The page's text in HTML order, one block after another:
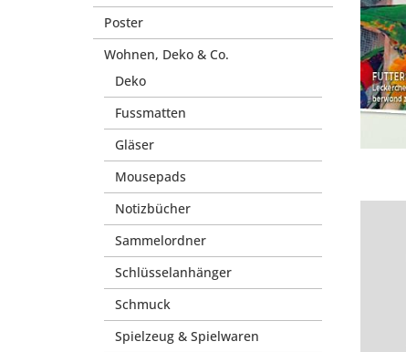
Poster
Wohnen, Deko & Co.
Deko
Fussmatten
Gläser
Mousepads
Notizbücher
Sammelordner
Schlüsselanhänger
Schmuck
Spielzeug & Spielwaren